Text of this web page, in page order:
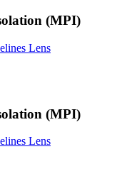
(MPI)
Lens
(MPI)
Lens